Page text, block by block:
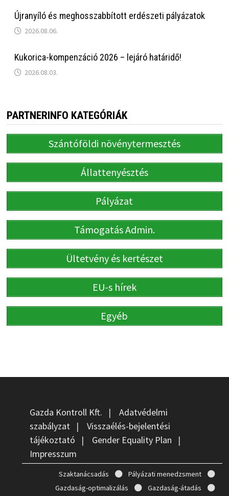
Újranyíló és meghosszabbított erdészeti pályázatok
2026.08.06.
Kukorica-kompenzáció 2026 – lejáró határidő!
2026.08.03.
PARTNERINFO KATEGÓRIÁK
Szántóföldi növénytermesztés
Állattenyésztés
Pályázat
Támogatás Admin.
Ültetvény és kertészet
EU-s hírek
Egyéb
Gazda Kontroll Kft. | Adatvédelmi
szabályzat| Visszaélés-bejelentési
tájékoztató | Gender Equality Plan |
Impresszum
Szaktanácsadás
Pályázati menedzsment
Gazdaság-optimalizálás
Gazdaság-átadás